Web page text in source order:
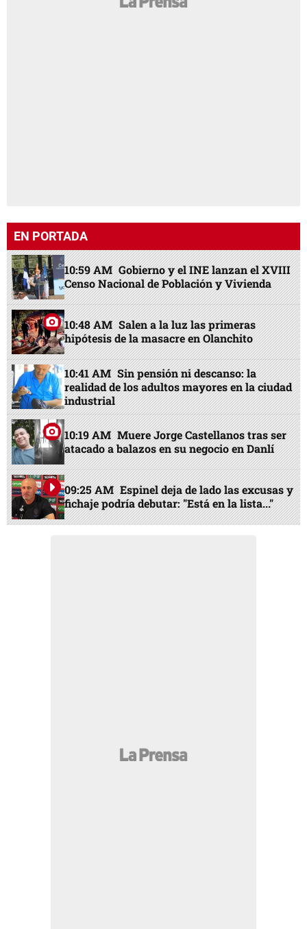
EN PORTADA
10:59 AM Gobierno y el INE lanzan el XVIII
Censo Nacional de Población y Vivienda
10:48 AM Salen a la luz las primeras
hipótesis de la masacre en Olanchito
10:41 AM Sin pensión ni descanso: la
realidad de los adultos mayores en la ciudad
industrial
10:19 AM Muere Jorge Castellanos tras ser
atacado a balazos en su negocio en Danlí
09:25 AM Espinel deja de lado las excusas y
fichaje podría debutar: "Está en la lista..."